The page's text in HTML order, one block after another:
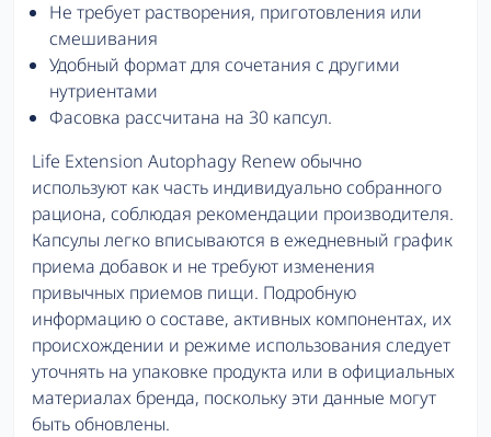
Не требует растворения, приготовления или
смешивания
Удобный формат для сочетания с другими
нутриентами
Фасовка рассчитана на 30 капсул.
Life Extension Autophagy Renew обычно
используют как часть индивидуально собранного
рациона, соблюдая рекомендации производителя.
Капсулы легко вписываются в ежедневный график
приема добавок и не требуют изменения
привычных приемов пищи. Подробную
информацию о составе, активных компонентах, их
происхождении и режиме использования следует
уточнять на упаковке продукта или в официальных
материалах бренда, поскольку эти данные могут
быть обновлены.